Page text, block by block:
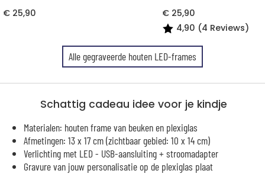
€ 25,90
€ 25,90
4,90 (4 Reviews)
Alle gegraveerde houten LED-frames
Schattig cadeau idee voor je kindje
Materialen: houten frame van beuken en plexiglas
Afmetingen: 13 x 17 cm (zichtbaar gebied: 10 x 14 cm)
Verlichting met LED - USB-aansluiting + stroomadapter
Gravure van jouw personalisatie op de plexiglas plaat